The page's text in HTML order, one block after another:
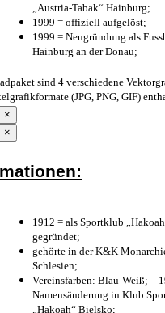
„Austria-Tabak“ Hainburg;
1999 = offiziell aufgelöst;
1999 = Neugründung als
Hainburg an der Donau;
sind 4 verschiedene
(JPG, PNG, GIF)
×
×
1912 = als Sportklub
gegründet;
gehörte in der K&K
Schlesien;
Vereinsfarben: Blau-Weiß; –
Namensänderung in Klub
„Hakoah“ Bielsko;